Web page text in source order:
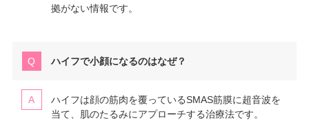
拠がない情報です。
ハイフで小顔になるのはなぜ？
ハイフは顔の筋肉を覆っているSMAS筋膜に超音波を
当て、肌のたるみにアプローチする治療法です。